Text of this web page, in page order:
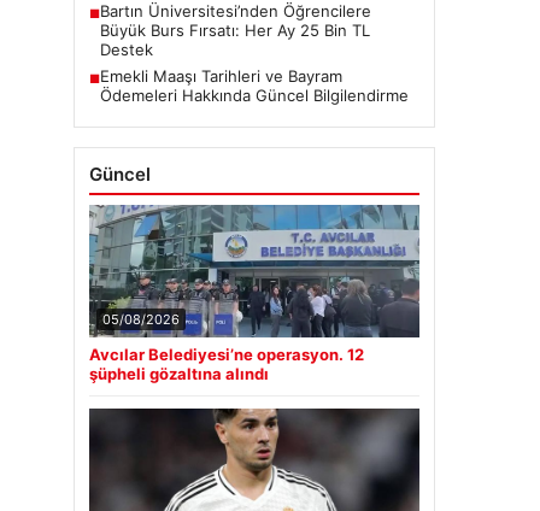
■Bartın Üniversitesi’nden Öğrencilere
Büyük Burs Fırsatı: Her Ay 25 Bin TL
Destek
■Emekli Maaşı Tarihleri ve Bayram
Ödemeleri Hakkında Güncel Bilgilendirme
Güncel
05/08/2026
Avcılar Belediyesi’ne operasyon. 12
şüpheli gözaltına alındı